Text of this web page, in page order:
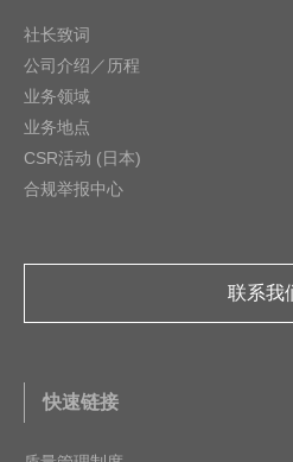
社长致词
公司介绍／历程
业务领域
业务地点
CSR活动 (日本)
合规举报中心
联系我
快速链接